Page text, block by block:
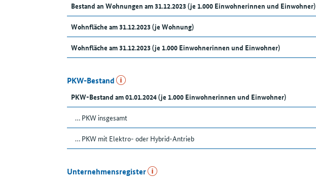
Bestand an Wohnungen am 31.12.2023 (je 1.000 Einwohnerinnen und Einwohner)
Wohnfläche am 31.12.2023 (je Wohnung)
Wohnfläche am 31.12.2023 (je 1.000 Einwohnerinnen und Einwohner)
PKW-Bestand
PKW-Bestand am 01.01.2024 (je 1.000 Einwohnerinnen und Einwohner)
… PKW insgesamt
… PKW mit Elektro- oder Hybrid-Antrieb
Unternehmensregister